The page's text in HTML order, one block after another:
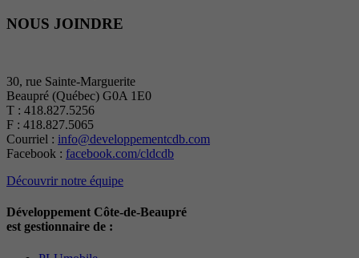
NOUS JOINDRE
30, rue Sainte-Marguerite
Beaupré (Québec) G0A 1E0
T : 418.827.5256
F : 418.827.5065
Courriel : info@developpementcdb.com
Facebook : facebook.com/cldcdb
Découvrir notre équipe
Développement Côte-de-Beaupré
est gestionnaire de :